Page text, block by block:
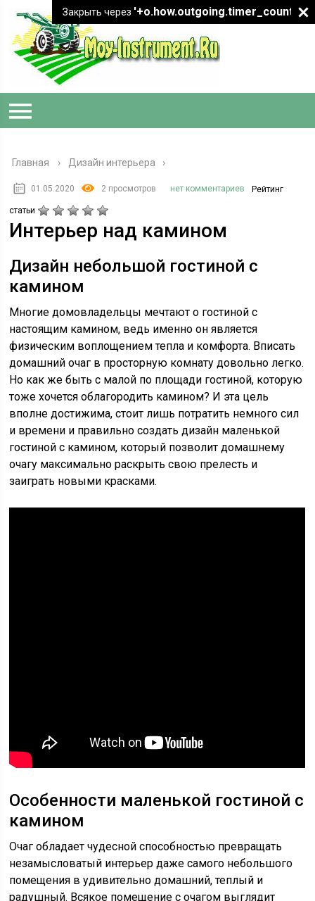
Главная › Дизайн интерьера
01.05.2020 2 просмотров нет комментариев Рейтинг
статьи
Интерьер над камином
Дизайн небольшой гостиной с
камином
Многие домовладельцы мечтают о гостиной с
настоящим камином, ведь именно он является
физическим воплощением тепла и комфорта. Вписать
домашний очаг в просторную комнату довольно легко.
Но как же быть с малой по площади гостиной, которую
тоже хочется облагородить камином? И эта цель
вполне достижима, стоит лишь потратить немного сил
и времени и правильно создать дизайн маленькой
гостиной с камином, который позволит домашнему
очагу максимально раскрыть свою прелесть и
заиграть новыми красками.
Особенности маленькой гостиной с
камином
Очаг обладает чудесной способностью превращать
незамысловатый интерьер даже самого небольшого
помещения в удивительно домашний, теплый и
радушный. Всякое помещение с очагом выглядит
Закрыть через '+o.how.outgoing.timer_count+"